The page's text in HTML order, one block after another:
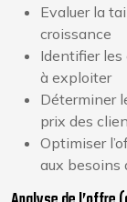
Evaluer la
croissance
Identifier
à exploiter
Déterminer
prix des
Optimiser
aux besoins